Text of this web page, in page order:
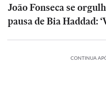
João Fonseca se
pausa de Bia Haddad:
CONTINUA